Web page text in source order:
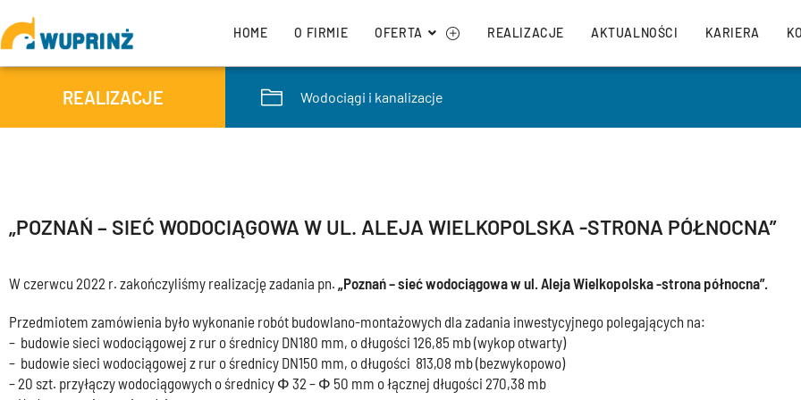
HOME O FIRMIE OFERTA REALIZACJE AKTUALNOŚCI KARIERA
REALIZACJE Wodociągi i kanalizacje
„POZNAŃ – SIEĆ WODOCIĄGOWA W UL. ALEJA WIELKOPOLSKA -STRONA PÓŁNOCNA”
W czerwcu 2022 r. zakończyliśmy realizację zadania pn. „Poznań – sieć wodociągowa w ul. Aleja Wielkopolska -strona północna”.
Przedmiotem zamówienia było wykonanie robót budowlano-montażowych dla zadania inwestycyjnego polegających na:
– budowie sieci wodociągowej z rur o średnicy DN180 mm, o długości 126,85 mb (wykop otwarty)
– budowie sieci wodociągowej z rur o średnicy DN150 mm, o długości 813,08 mb (bezwykopowo)
– 20 szt. przyłączy wodociągowych o średnicy Φ 32 – Φ 50 mm o łącznej długości 270,38 mb